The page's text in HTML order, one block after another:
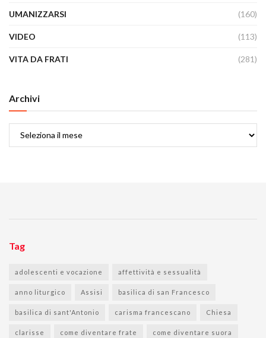
UMANIZZARSI (160)
VIDEO (113)
VITA DA FRATI (281)
Archivi
Tag
adolescenti e vocazione affettività e sessualità
anno liturgico Assisi basilica di san Francesco
basilica di sant'Antonio carisma francescano Chiesa
clarisse come diventare frate come diventare suora